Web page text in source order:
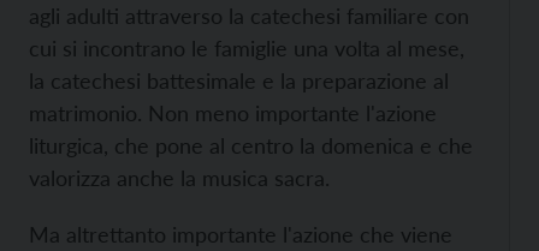
agli adulti attraverso la catechesi familiare con
cui si incontrano le famiglie una volta al mese,
la catechesi battesimale e la preparazione al
matrimonio. Non meno importante l'azione
liturgica, che pone al centro la domenica e che
valorizza anche la musica sacra.
Ma altrettanto importante l'azione che viene